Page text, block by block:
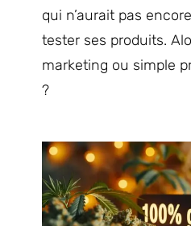
qui n’aurait pas
tester ses produits.
marketing ou simple
?